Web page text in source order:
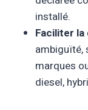
installé.
Faciliter
ambiguïté,
marques
diesel,